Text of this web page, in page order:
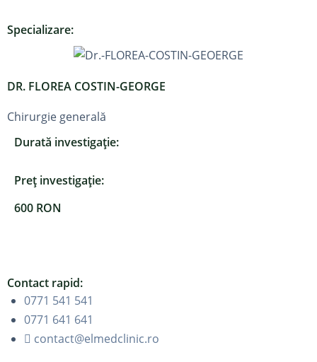
Specializare:
DR. FLOREA COSTIN-GEORGE
Chirurgie generală
Durată investigație:
Preț investigație:
600 RON
Contact rapid:
0771 541 541
0771 641 641
contact@elmedclinic.ro